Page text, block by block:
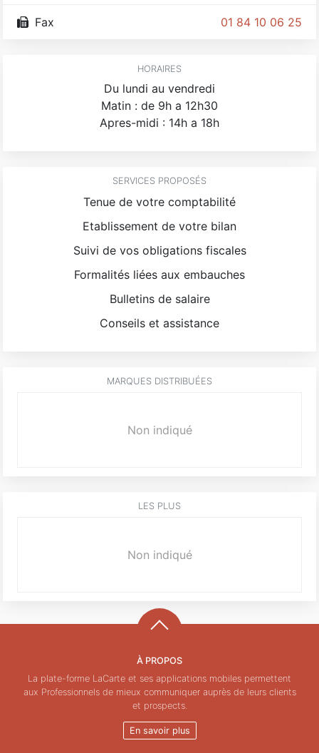
01 84 10 06 25
Fax
HORAIRES
Du lundi au vendredi
Matin : de 9h a 12h30
Apres-midi : 14h a 18h
SERVICES PROPOSÉS
Tenue de votre comptabilité
Etablissement de votre bilan
Suivi de vos obligations fiscales
Formalités liées aux embauches
Bulletins de salaire
Conseils et assistance
MARQUES DISTRIBUÉES
Non indiqué
LES PLUS
Non indiqué
À PROPOS
La plate-forme LaCarte et ses applications mobiles permettent
aux Professionnels de mieux communiquer auprès de leurs clients
et prospects.
En savoir plus